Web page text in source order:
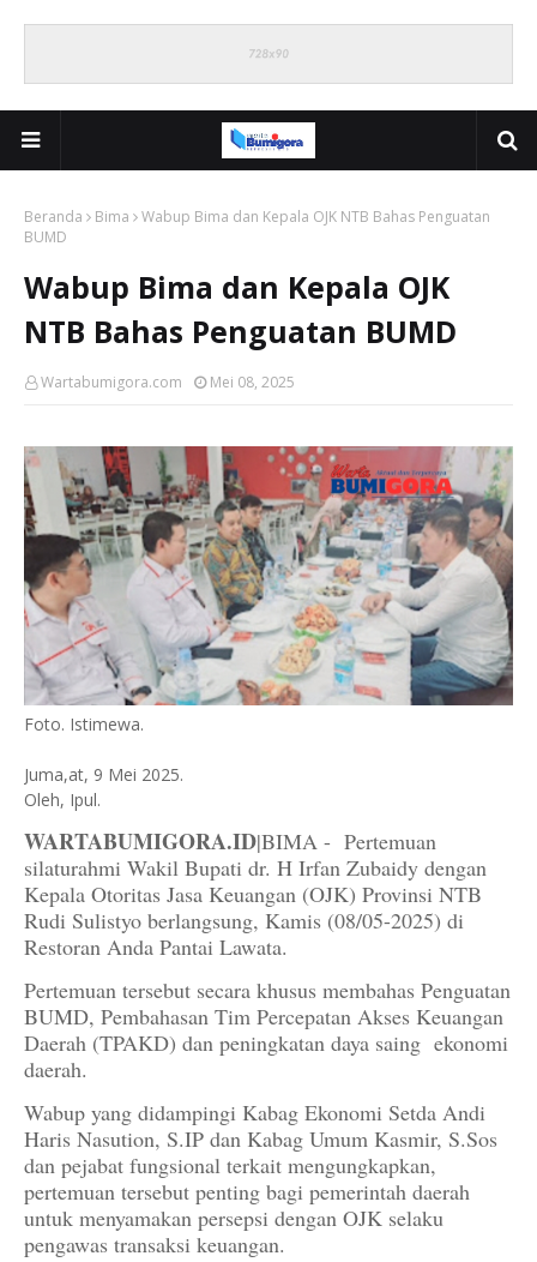
Beranda Bima
Wabup Bima dan Kepala OJK NTB Bahas Penguatan
BUMD
Wabup Bima dan Kepala OJK
NTB Bahas Penguatan BUMD
Wartabumigora.com Mei 08, 2025
Foto. Istimewa.
Juma,at, 9 Mei 2025.
Oleh, Ipul.
WARTABUMIGORA.ID|BIMA - Pertemuan
silaturahmi Wakil Bupati dr. H Irfan Zubaidy dengan
Kepala Otoritas Jasa Keuangan (OJK) Provinsi NTB
Rudi Sulistyo berlangsung, Kamis (08/05-2025) di
Restoran Anda Pantai Lawata.
Pertemuan tersebut secara khusus membahas Penguatan
BUMD, Pembahasan Tim Percepatan Akses Keuangan
Daerah (TPAKD) dan peningkatan daya saing ekonomi
daerah.
Wabup yang didampingi Kabag Ekonomi Setda Andi
Haris Nasution, S.IP dan Kabag Umum Kasmir, S.Sos
dan pejabat fungsional terkait mengungkapkan,
pertemuan tersebut penting bagi pemerintah daerah
untuk menyamakan persepsi dengan OJK selaku
pengawas transaksi keuangan.